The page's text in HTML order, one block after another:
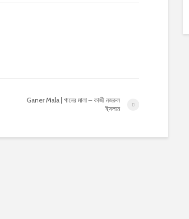
Ganer Mala | গানের মালা – কাজী নজরুল
ইসলাম